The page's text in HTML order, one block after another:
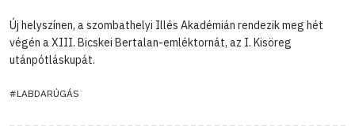
Új helyszínen, a szombathelyi Illés Akadémián rendezik meg hét
végén a XIII. Bicskei Bertalan-emléktornát, az I. Kisöreg
utánpótláskupát.
#LABDARÚGÁS